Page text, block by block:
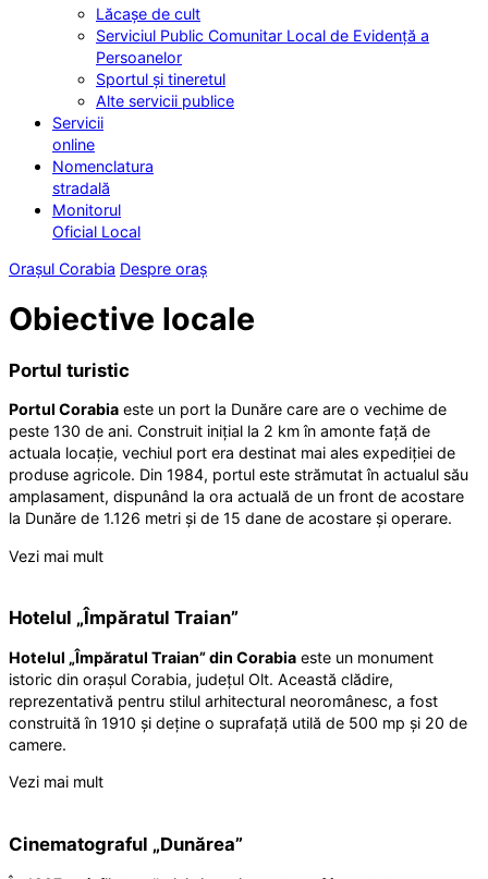
Lăcașe de cult
Serviciul Public Comunitar Local de Evidență a
Persoanelor
Sportul și tineretul
Alte servicii publice
Servicii
online
Nomenclatura
stradală
Monitorul
Oficial Local
Orașul Corabia Despre oraș
Obiective locale
Portul turistic
Portul Corabia este un port la Dunăre care are o vechime de
peste 130 de ani. Construit inițial la 2 km în amonte față de
actuala locație, vechiul port era destinat mai ales expediției de
produse agricole. Din 1984, portul este strămutat în actualul său
amplasament, dispunând la ora actuală de un front de acostare
la Dunăre de 1.126 metri și de 15 dane de acostare și operare.
Vezi mai mult
Hotelul „Împăratul Traian”
Hotelul „Împăratul Traian” din Corabia este un monument
istoric din orașul Corabia, județul Olt. Această clădire,
reprezentativă pentru stilul arhitectural neoromânesc, a fost
construită în 1910 și deține o suprafață utilă de 500 mp și 20 de
camere.
Vezi mai mult
Cinematograful „Dunărea”